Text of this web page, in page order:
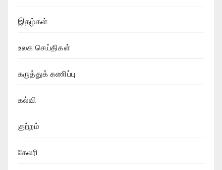
இதழ்கள்
உலக செய்திகள்
கருத்துக் கணிப்பு
கல்வி
குற்றம்
கேலரி